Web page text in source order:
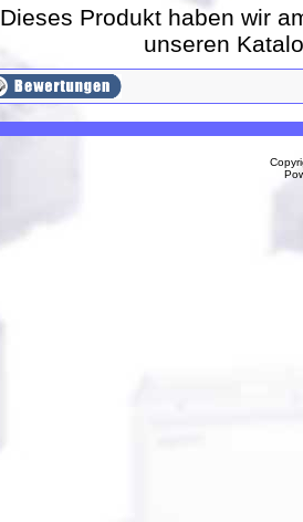
Dieses Produkt haben wir
unseren